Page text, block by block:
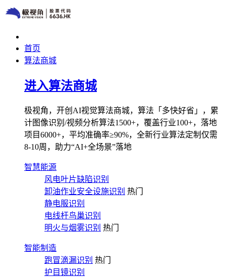
首页
算法商城
进入算法商城
极视角，开创AI视觉算法商城，算法「多快好省」，累
计图像识别/视频分析算法1500+，覆盖行业100+，落地
项目6000+，平均准确率≥90%，全新行业算法定制仅需
8-10周，助力“AI+全场景”落地
智慧能源
风电叶片缺陷识别
卸油作业安全设施识别 热门
静电服识别
电线杆鸟巢识别
明火与烟雾识别 热门
智能制造
跑冒滴漏识别 热门
护目镜识别